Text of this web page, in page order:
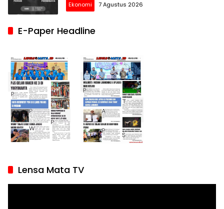
Ekonomi 7 Agustus 2026
E-Paper Headline
Lensa Mata TV